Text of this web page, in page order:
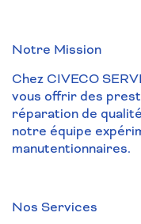
Notre Mission
Chez CIVECO
vous offrir des
réparation de
notre équipe
manutentionnaires.
Nos Services